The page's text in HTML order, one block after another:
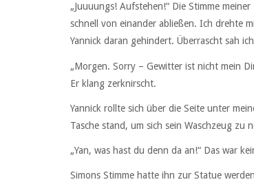
„Juuuungs! Aufstehen!“ Die Stimme
schnell von einander abließen. Ich drehte
Yannick daran gehindert. Überrascht sah
„Morgen. Sorry – Gewitter ist nicht mein
Er klang zerknirscht.
Yannick rollte sich über die Seite unter
Tasche stand, um sich sein Waschzeug
„Yan, was hast du denn da an!“ Das war
Simons Stimme hatte ihn zur Statue